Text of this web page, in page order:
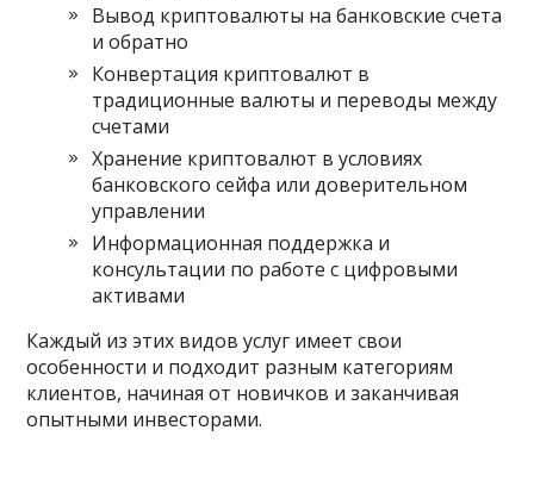
Вывод криптовалюты на банковские счета
и обратно
Конвертация криптовалют в
традиционные валюты и переводы между
счетами
Хранение криптовалют в условиях
банковского сейфа или доверительном
управлении
Информационная поддержка и
консультации по работе с цифровыми
активами
Каждый из этих видов услуг имеет свои
особенности и подходит разным категориям
клиентов, начиная от новичков и заканчивая
опытными инвесторами.